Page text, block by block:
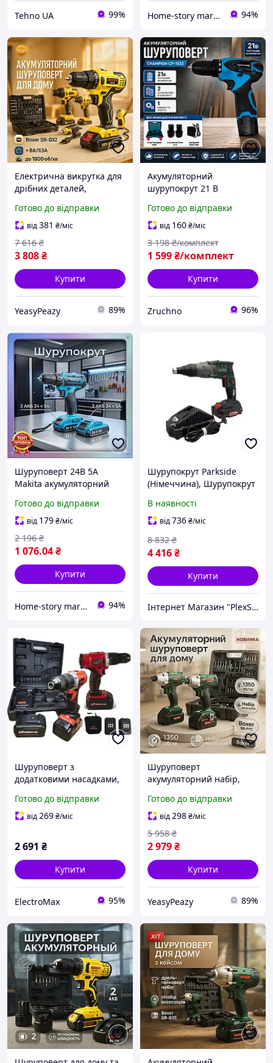
Tehno UA 99% Home-story market 94%
Електрична викрутка для
дрібних деталей,
шуруповерт зі зручною
рукояткою QS-77
Готово до відправки
від381 ₴/міс
3 808₴
7 616 ₴
Купити
YeasyPeazy 89%
Акумуляторний
шурупокрут 21 В
Шурупокрути
акумуляторні Шурупокрут
бездротовий Зручний
шурупокрут
Готово до відправки
від 160₴/міс
1 599₴/комплект
3 198 ₴/комплект
Купити
Zruchno 96%
Шуруповерт 24В 5А
Makita акумуляторний
набором біт Дрель
ударна з функцією
шуруповерта з 2 АКБ
Готово до відправки
від 179₴/міс
1 076.04₴
2 196 ₴
Купити
Home-story market 94%
Шурупокрут Parkside
(Німеччина), Шурупокрут
Шурупокрут ручний
електричний, CQS
В наявності
від736₴/міс
4 416₴
8 832 ₴
Купити
Інтернет Магазин "PlexStore"
Шуруповерт з
додатковими насадками,
шуруповерт зручний
Потужний в кейсі NR-98
Готово до відправки
від269₴/міс
2 691 ₴
Купити
ElectroMax 95%
Шуруповерт
акумуляторний набір,
шуруповерт із запасним
акумулятором PQ-82
Готово до відправки
від298₴/міс
2 979₴
5 958 ₴
Купити
YeasyPeazy 89%